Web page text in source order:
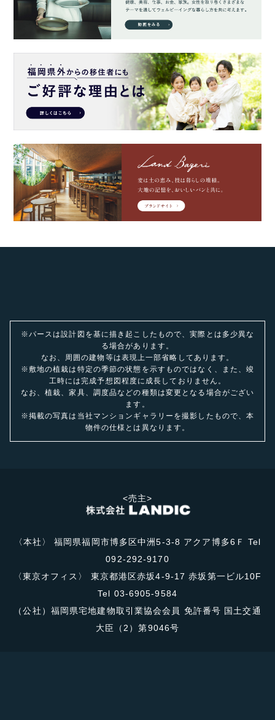
※パースは設計図を基に描き起こしたもので、実際とは多少異な
る場合があります。
なお、周囲の建物等は表現上一部省略してあります。
※敷地の植栽は特定の季節の状態を示すものではなく、また、竣
工時には完成予想図程度に成長しておりません。
なお、植栽、家具、調度品などの種類は変更となる場合がござい
ます。
※掲載の写真は当社マンションギャラリーを撮影したもので、本
物件の仕様とは異なります。
<売主>
〈本社〉 福岡県福岡市博多区中洲5-3-8 アクア博多6Ｆ Tel
092-292-9170
〈東京オフィス〉 東京都港区赤坂4-9-17 赤坂第一ビル10F
Tel 03-6905-9584
（公社）福岡県宅地建物取引業協会会員 免許番号 国土交通
大臣（2）第9046号